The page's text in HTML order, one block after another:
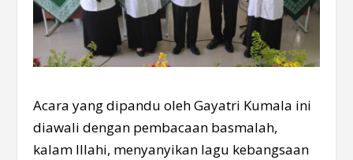
Acara yang dipandu oleh Gayatri Kumala ini
diawali dengan pembacaan basmalah,
kalam Illahi, menyanyikan lagu kebangsaan